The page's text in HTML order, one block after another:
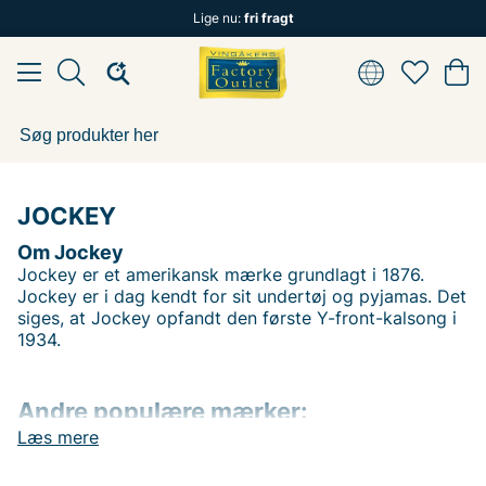
Lige nu: fri fragt
JOCKEY
Læs mere
Om Jockey
Jockey er et amerikansk mærke grundlagt i 1876.
Jockey er i dag kendt for sit undertøj og pyjamas. Det
siges, at Jockey opfandt den første Y-front-kalsong i
1934.
Andre populære mærker: